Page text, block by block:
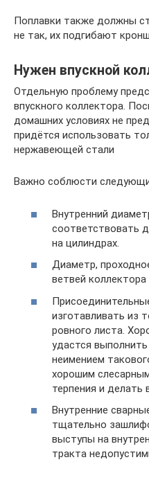
Поплавки также должны
не так, их подгибают
Нужен впускной
Отдельную проблему
впускного коллектора.
домашних условиях не
придётся использовать
нержавеющей стали
Важно соблюсти
Внутренний
соответствовать
на цилиндрах.
Диаметр,
ветвей
изготавливать из
ровного листа.
удастся
неимением
хорошим
терпения и делать
Внутренние
тщательно
выступы на
тракта